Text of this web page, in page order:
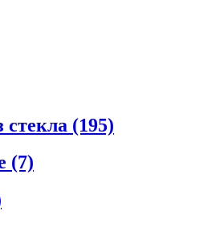
стекла (195)
(7)